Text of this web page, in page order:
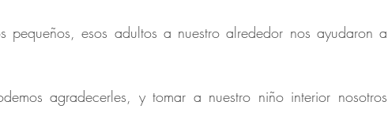
pequeños, esos adultos a nuestro alrededor nos ayudaron a
agradecerles, y tomar a nuestro niño interior nosotros